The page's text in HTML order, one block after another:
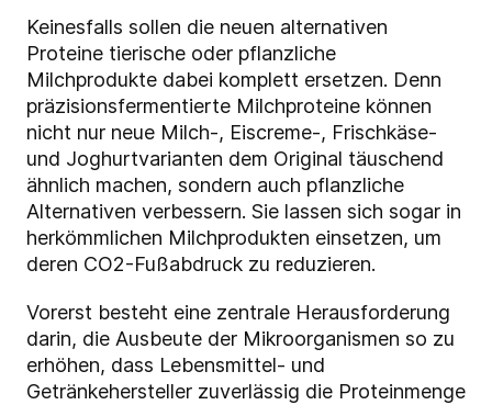
Keinesfalls sollen die neuen alternativen
Proteine tierische oder pflanzliche
Milchprodukte dabei komplett ersetzen. Denn
präzisionsfermentierte Milchproteine können
nicht nur neue Milch-, Eiscreme-, Frischkäse-
und Joghurtvarianten dem Original täuschend
ähnlich machen, sondern auch pflanzliche
Alternativen verbessern. Sie lassen sich sogar in
herkömmlichen Milchprodukten einsetzen, um
deren CO2-Fußabdruck zu reduzieren.
Vorerst besteht eine zentrale Herausforderung
darin, die Ausbeute der Mikroorganismen so zu
erhöhen, dass Lebensmittel- und
Getränkehersteller zuverlässig die Proteinmenge